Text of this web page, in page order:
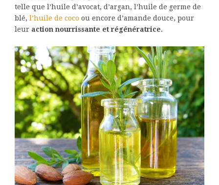
telle que l’huile d’avocat, d’argan, l’huile de germe de
blé, l’huile de coco ou encore d’amande douce, pour
leur action nourrissante et régénératrice.